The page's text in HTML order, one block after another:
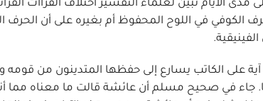
الأيام تبين لعلماء التفسير اختلاف القراآت
الكوفي في اللوح المحفوظ أم بغيره على أن الحرف
آية على الكاتب يسارع إلى حفظها المتدينون من
جاء في صحيح مسلم أن عائشة قالت ما معناه مما